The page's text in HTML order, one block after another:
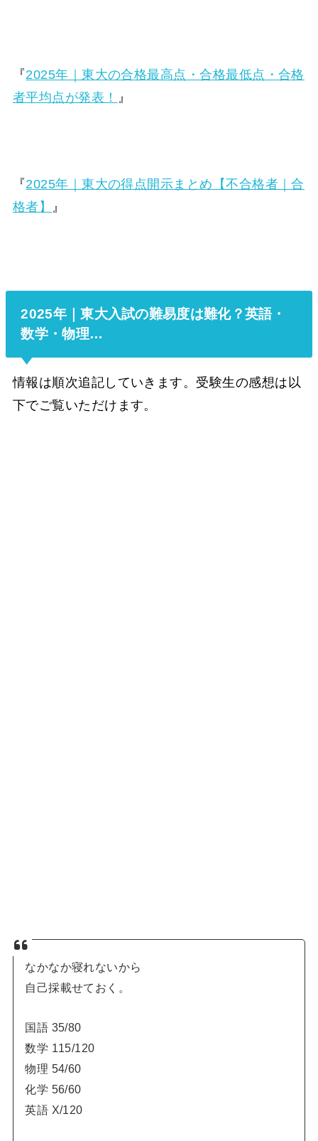
『2025年｜東大の合格最高点・合格最低点・合格
者平均点が発表！
』
『2025年｜東大の得点開示まとめ【不合格者｜合
格者】 』
2025年｜東大入試の難易度は難化？英語・
数学・物理…
情報は順次追記していきます。受験生の感想は以
下でご覧いただけます。
なかなか寝れないから
自己採載せておく。
国語 35/80
数学 115/120
物理 54/60
化学 56/60
英語 X/120